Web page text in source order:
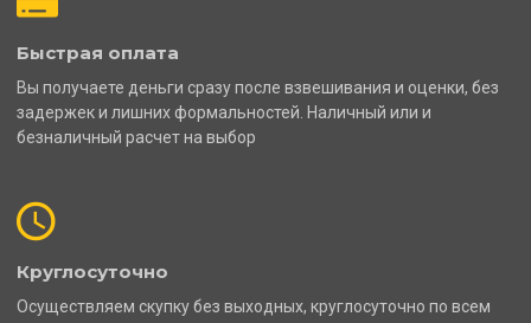
Быстрая оплата
Вы получаете деньги сразу после взвешивания и оценки, без
задержек и лишних формальностей. Наличный или и
безналичный расчет на выбор
Круглосуточно
Осуществляем скупку без выходных, круглосуточно по всем